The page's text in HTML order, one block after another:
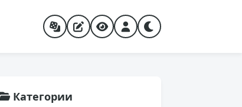
Категории